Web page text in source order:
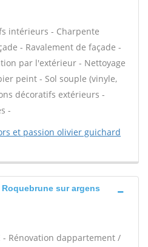
intérieurs - Charpente
- Ravalement de façade -
par l'extérieur - Nettoyage
peint - Sol souple (vinyle,
décoratifs extérieurs -
-
et passion olivier guichard
sur argens
Rénovation dappartement /